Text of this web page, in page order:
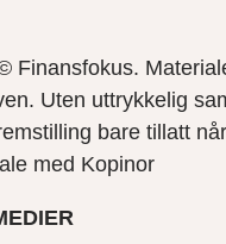
Finansfokus.
Uten uttrykkelig
bare tillatt
med Kopinor